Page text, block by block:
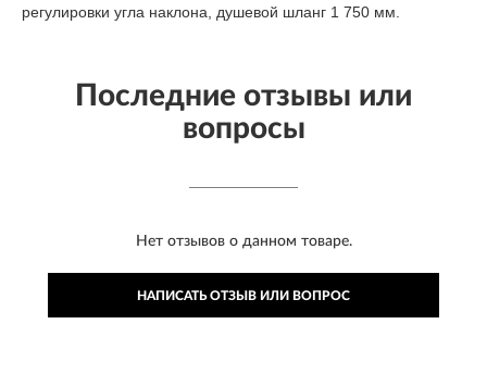
регулировки угла наклона, душевой шланг 1 750 мм.
Последние отзывы или
вопросы
Нет отзывов о данном товаре.
НАПИСАТЬ ОТЗЫВ ИЛИ ВОПРОС